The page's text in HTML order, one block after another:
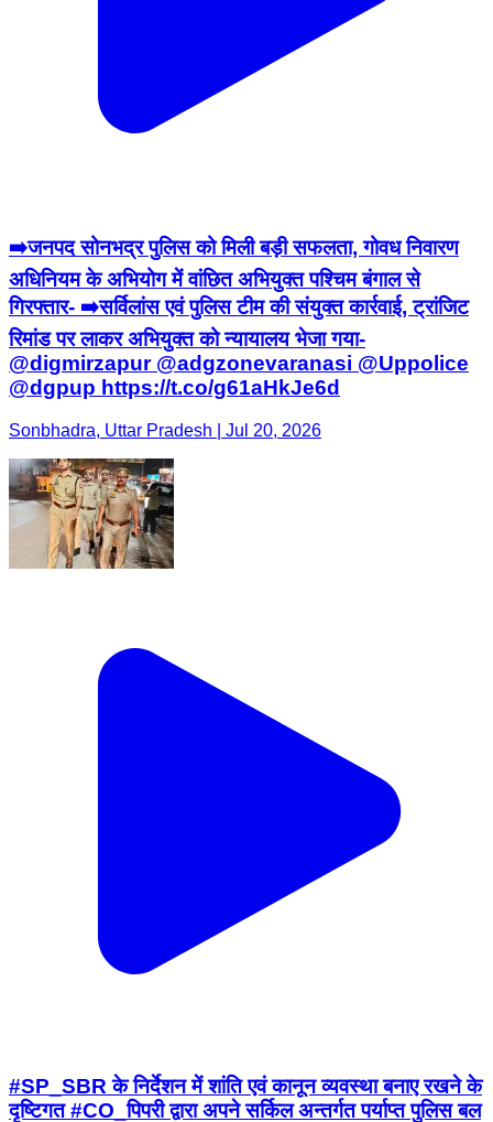
➡️जनपद सोनभद्र पुलिस को मिली बड़ी सफलता, गोवध निवारण
अधिनियम के अभियोग में वांछित अभियुक्त पश्चिम बंगाल से
गिरफ्तार- ➡️सर्विलांस एवं पुलिस टीम की संयुक्त कार्रवाई, ट्रांजिट
रिमांड पर लाकर अभियुक्त को न्यायालय भेजा गया-
@digmirzapur @adgzonevaranasi @Uppolice
@dgpup https://t.co/g61aHkJe6d
Sonbhadra, Uttar Pradesh | Jul 20, 2026
#SP_SBR के निर्देशन में शांति एवं कानून व्यवस्था बनाए रखने के
दृष्टिगत #CO_पिपरी द्वारा अपने सर्किल अन्तर्गत पर्याप्त पुलिस बल